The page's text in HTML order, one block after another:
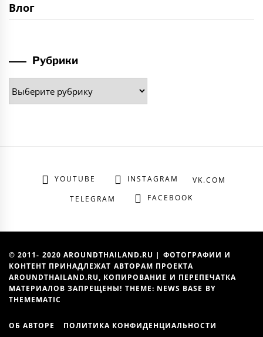
Влог
Рубрики
Рубрики
YOUTUBE INSTAGRAM
VK.COM
TELEGRAM
FACEBOOK
© 2011- 2020 AROUNDTHAILAND.RU | ФОТОГРАФИИ И
КОНТЕНТ ПРИНАДЛЕЖАТ АВТОРАМ ПРОЕКТА
AROUNDTHAILAND.RU, КОПИРОВАНИЕ И ПЕРЕПЕЧАТКА
МАТЕРИАЛОВ ЗАПРЕЩЕНЫ! THEME: NEWS BASE BY
THEMEMATIC
ОБ АВТОРЕ
ПОЛИТИКА КОНФИДЕНЦИАЛЬНОСТИ